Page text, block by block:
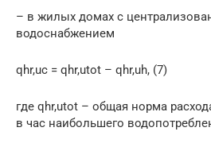
– в жилых домах с
водоснабжением
qhr,uc = qhr,utot – qhr,uh, (7)
где qhr,utot – общая норма
в час наибольшего